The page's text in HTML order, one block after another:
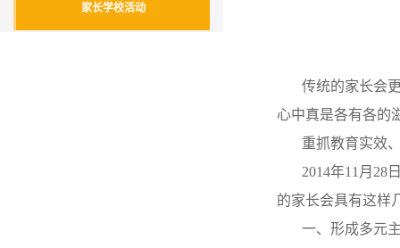
家长学校活动
传统的家长会
心中真是各有各的
重抓教育实效
2014年11 月 28
的家长会具有这样
一、形成多元